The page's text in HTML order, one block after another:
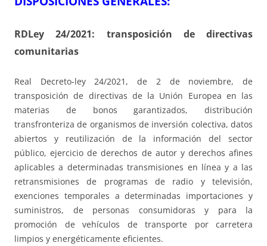
RDLey 24/2021: transposición de directivas
comunitarias
Real Decreto-ley 24/2021, de 2 de noviembre, de
transposición de directivas de la Unión Europea en las
materias de bonos garantizados, distribución
transfronteriza de organismos de inversión colectiva, datos
abiertos y reutilización de la información del sector
público, ejercicio de derechos de autor y derechos afines
aplicables a determinadas transmisiones en línea y a las
retransmisiones de programas de radio y televisión,
exenciones temporales a determinadas importaciones y
suministros, de personas consumidoras y para la
promoción de vehículos de transporte por carretera
limpios y energéticamente eficientes.